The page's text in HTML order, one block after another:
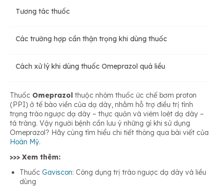
Tương tác thuốc
Các trường hợp cần thận trọng khi dùng thuốc
Cách xử lý khi dùng thuốc Omeprazol quá liều
Thuốc Omeprazol thuộc nhóm thuốc ức chế bơm proton
(PPI) ở tế bào viền của dạ dày, nhằm hỗ trợ điều trị tình
trạng trào ngược dạ dày – thực quản và viêm loét dạ dày –
tá tràng. Vậy người bệnh cần lưu ý những gì khi sử dụng
Omeprazol? Hãy cùng tìm hiểu chi tiết thông qua bài viết của
Hoàn Mỹ.
>>> Xem thêm:
Thuốc Gaviscon: Công dụng trị trào ngược dạ dày và liều
dùng